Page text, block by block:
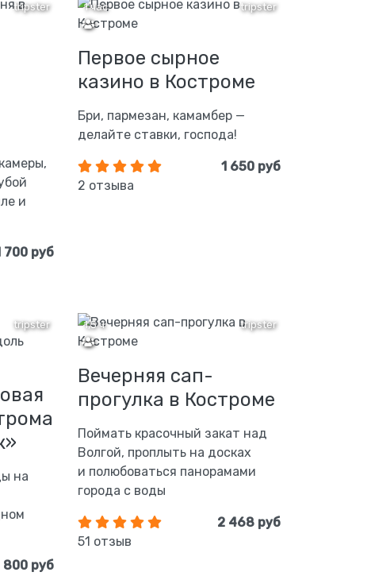
tripster
и
700 руб
tripster
1 час
Первое сырное
казино в Костроме
Бри, пармезан, камамбер —
делайте ставки, господа!
2 отзыва
1 650 руб
tripster
на
800 руб
tripster
1,5 ч
Вечерняя сап-
прогулка в Костроме
Поймать красочный закат над
Волгой, проплыть на досках
и полюбоваться панорамами
города с воды
51 отзыв
2 468 руб